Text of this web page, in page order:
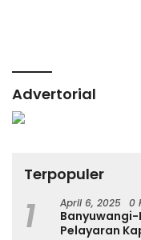
Advertorial
Terpopuler
1 April 6, 2025 0
Banyuwangi-
Pelayaran